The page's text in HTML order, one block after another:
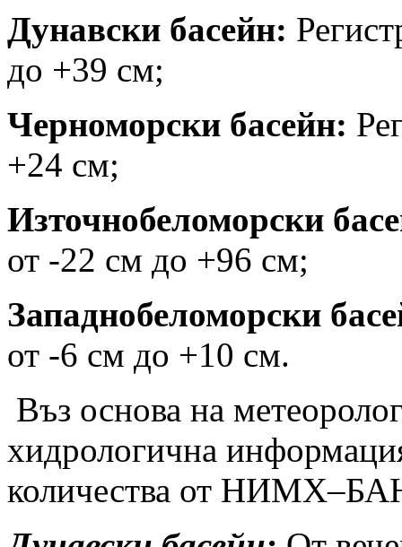
Дунавски басейн:
до +39 см;
Черноморски басейн:
+24 см;
Източнобеломорски
от -22 см до +96 см;
Западнобеломорски
от -6 см до +10 см.
Въз основа на
хидрологична
количества от